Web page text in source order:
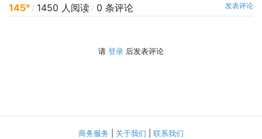
145° / 1450 人阅读 / 0 条评论 发表评论
请 登录 后发表评论
商务服务 关于我们 联系我们